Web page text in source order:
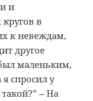
и
в
к невеждам,
другое
маленьким,
я спросил у
– На